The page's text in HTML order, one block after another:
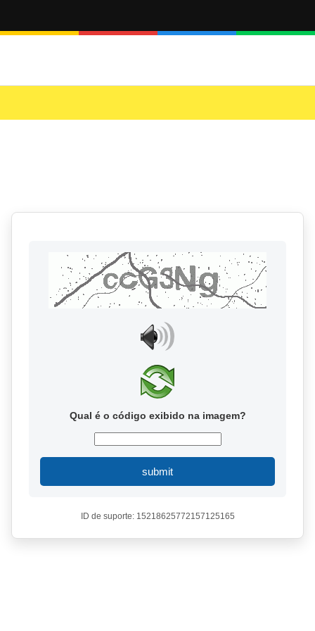
Qual é o código exibido na imagem?
submit
ID de suporte: 15218625772157125165